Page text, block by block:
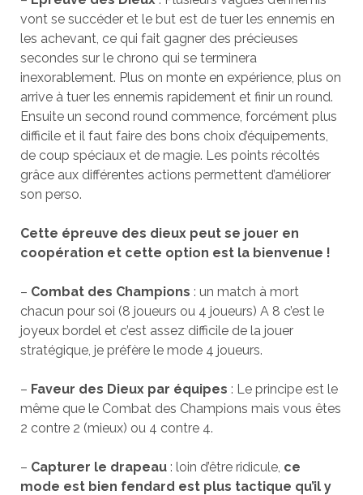
vont se succéder et le but est de tuer les ennemis en
les achevant, ce qui fait gagner des précieuses
secondes sur le chrono qui se terminera
inexorablement. Plus on monte en expérience, plus on
arrive à tuer les ennemis rapidement et finir un round.
Ensuite un second round commence, forcément plus
difficile et il faut faire des bons choix d’équipements,
de coup spéciaux et de magie. Les points récoltés
grâce aux différentes actions permettent d’améliorer
son perso.
Cette épreuve des dieux peut se jouer en
coopération et cette option est la bienvenue !
– Combat des Champions : un match à mort
chacun pour soi (8 joueurs ou 4 joueurs) A 8 c’est le
joyeux bordel et c’est assez difficile de la jouer
stratégique, je préfère le mode 4 joueurs.
– Faveur des Dieux par équipes : Le principe est le
même que le Combat des Champions mais vous êtes
2 contre 2 (mieux) ou 4 contre 4.
– Capturer le drapeau: loin d’être ridicule, ce
mode est bien fendard est plus tactique qu’il y